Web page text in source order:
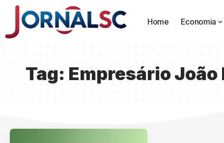
Home Economia
Tag: Empresário